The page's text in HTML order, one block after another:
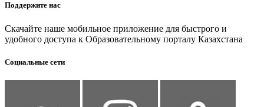
Поддержите нас
Скачайте наше мобильное приложение для быстрого и
удобного доступа к Образовательному порталу Казахстана
Социальные сети